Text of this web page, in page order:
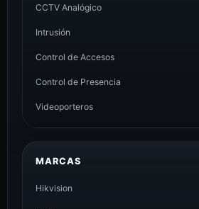
CCTV Analógico
Intrusión
Control de Accesos
Control de Presencia
Videoporteros
MARCAS
Hikvision